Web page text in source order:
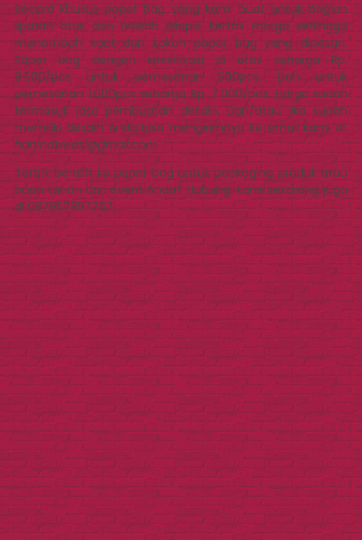
Secara khusus paper bag yang kami buat untuk bagian
lipatan atas dan bawah dilapisi kertas marga sehingga
menambah kuat dan kokoh paper bag yang dipesan.
Paper bag dengan spesifikasi di atas seharga Rp.
8.500/pcs untuk pemesanan 500pcs. Dan untuk
pemesanan 1.000pcs seharga Rp. 7.000/pcs. Harga sudah
termasuk jasa pembuatan desain. Dan/atau jika sudah
memiliki desain Anda bisa mengirimnya ke email kami di:
haryhdkreasi@gmail.com.
Tertrik beralih ke paper bag untuk packaging produk atau
buah tanan dari event Anda? Hubungi kami sekarang juga
di 087857857767.